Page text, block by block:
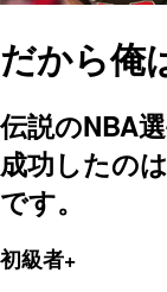
だから俺
伝説のNBA
成功したの
です。
初級者+